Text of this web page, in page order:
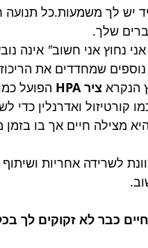
יש לך משמעות.כל תנועה
שלך.
אני נחוץ אני חשוב" אינה
נוספים שמחדדים את
הנקרא ציר HPA
הפועל
קורטיזול ואדרנלין
היא מצילה חיים אך בו
לשרידה אחריות
כבר לא זקוקים לך